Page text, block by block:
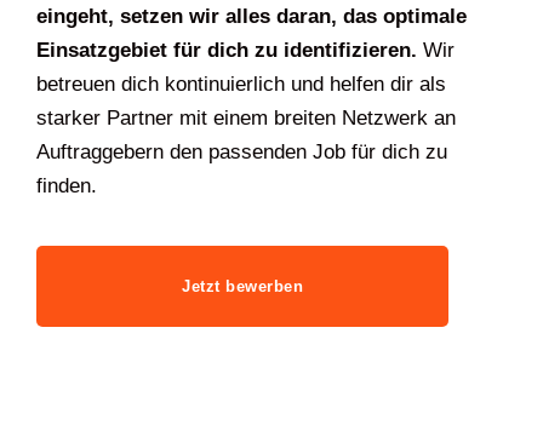
eingeht, setzen wir alles daran, das optimale
Einsatzgebiet für dich zu identifizieren. Wir
betreuen dich kontinuierlich und helfen dir als
starker Partner mit einem breiten Netzwerk an
Auftraggebern den passenden Job für dich zu
finden.
Jetzt bewerben